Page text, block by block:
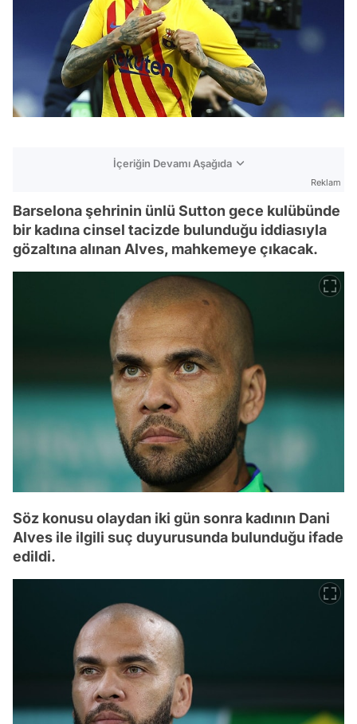
İçeriğin Devamı Aşağıda
Reklam
Barselona şehrinin ünlü Sutton gece kulübünde
bir kadına cinsel tacizde bulunduğu iddiasıyla
gözaltına alınan Alves, mahkemeye çıkacak.
Söz konusu olaydan iki gün sonra kadının Dani
Alves ile ilgili suç duyurusunda bulunduğu ifade
edildi.